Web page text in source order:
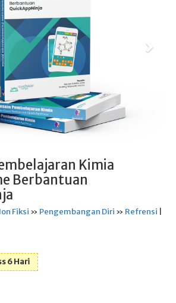
Kimia
Berbantuan
Fiksi » Pengembangan Diri » Refrensi
6 Hari